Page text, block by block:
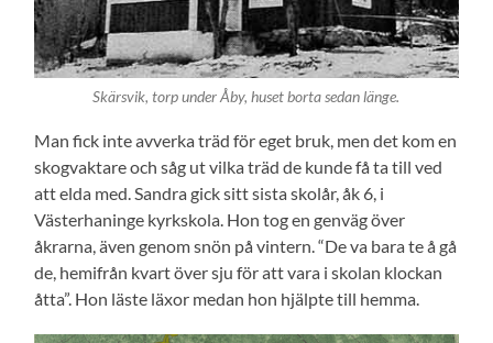
Skärsvik, torp under Åby, huset borta sedan länge.
Man fick inte avverka träd för eget bruk, men det kom en
skogvaktare och såg ut vilka träd de kunde få ta till ved
att elda med. Sandra gick sitt sista skolår, åk 6, i
Västerhaninge kyrkskola. Hon tog en genväg över
åkrarna, även genom snön på vintern. “De va bara te å gå
de, hemifrån kvart över sju för att vara i skolan klockan
åtta”. Hon läste läxor medan hon hjälpte till hemma.